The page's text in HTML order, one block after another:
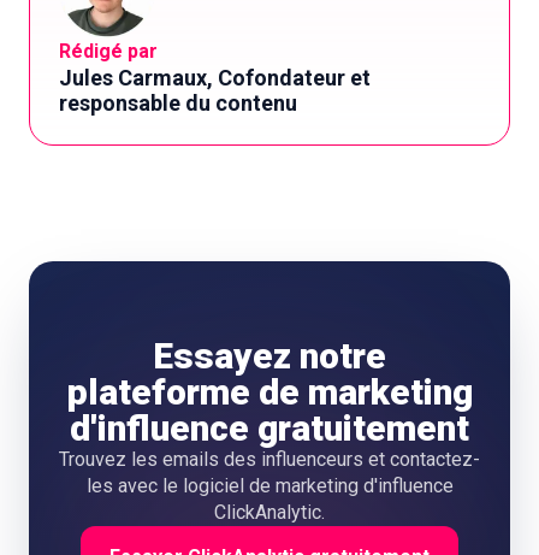
Rédigé par
Jules Carmaux, Cofondateur et
responsable du contenu
Essayez notre
plateforme de marketing
d'influence gratuitement
Trouvez les emails des influenceurs et contactez-
les avec le logiciel de marketing d'influence
ClickAnalytic.